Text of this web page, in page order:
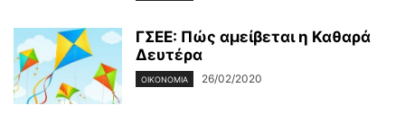
ΓΣΕΕ: Πώς αμείβεται η Καθαρά
Δευτέρα
ΟΙΚΟΝΟΜΊΑ 26/02/2020